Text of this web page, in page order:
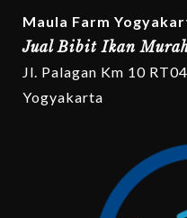
Maula Farm
Jual Bibit Ikan
Jl. Palagan Km 10
Yogyakarta